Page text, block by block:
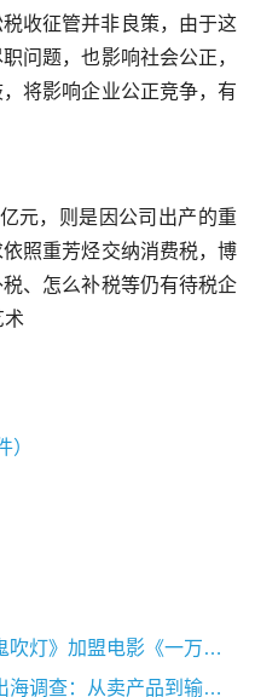
问题，也影响社会公正，
将影响企业公正竞争，有
照重芳烃交纳消费税，博
、怎么补税等仍有待税企
）
【图】王大陆携金晨主演《鬼吹灯》加盟电影《一万公里》热血追梦
湖南湘江新区文明构思工业出海调查：从卖产品到输出构思出产力